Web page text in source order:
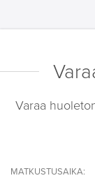
Varaa
MATKUSTUSAIKA: